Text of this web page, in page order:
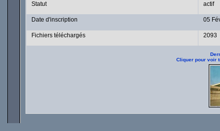
Statut actif
Date d'inscription 05
Fichiers téléchargés 2093
Cliquer pour voir